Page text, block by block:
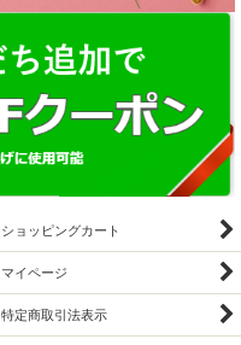
ショッピングカート
マイページ
特定商取引法表示